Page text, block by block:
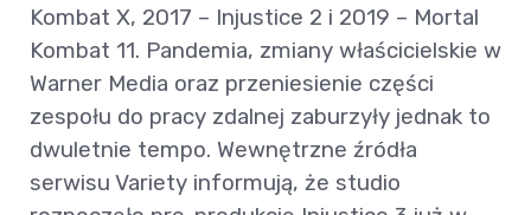
Kombat X, 2017 – Injustice 2 i 2019 – Mortal
Kombat 11. Pandemia, zmiany właścicielskie w
Warner Media oraz przeniesienie części
zespołu do pracy zdalnej zaburzyły jednak to
dwuletnie tempo. Wewnętrzne źródła
serwisu Variety informują, że studio